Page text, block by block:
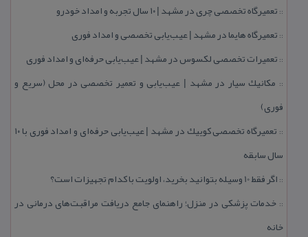
:: تعمیرگاه تخصصی چری در مشهد | ۱۰ سال تجربه و امداد خودرو
:: تعمیرگاه هایما در مشهد | عیب‌یابی تخصصی و امداد فوری
:: تعمیرات تخصصی لكسوس در مشهد | عیب‌یابی حرفه‌ای و امداد فوری
:: مكانیك سیار در مشهد | عیب‌یابی و تعمیر تخصصی در محل (سریع و
فوری)
::
تعمیرگاه تخصصی كوییك در مشهد | عیب‌یابی حرفه‌ای و امداد فوری با ۱۰
سال سابقه
:: اگر فقط 10 وسیله بتوانید بخرید، اولویت با كدام تجهیزات است؟
:: خدمات پزشكی در منزل؛ راهنمای جامع دریافت مراقبت‌های درمانی در
خانه